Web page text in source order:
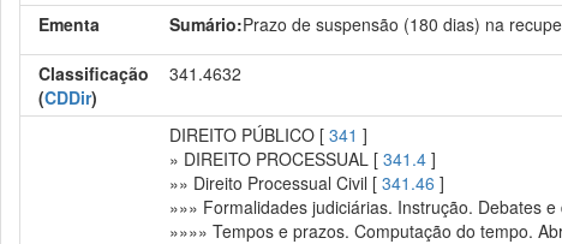
Ementa
Sumário:Prazo de suspensão (180 dias) na
Classificação
(CDDir)
341.4632
DIREITO PÚBLICO [341 ]
» DIREITO PROCESSUAL [341.4 ]
»» Direito Processual Civil [341.46 ]
»»» Formalidades judiciárias. Instrução. Debates
»»»» Tempos e prazos. Computação do tempo.